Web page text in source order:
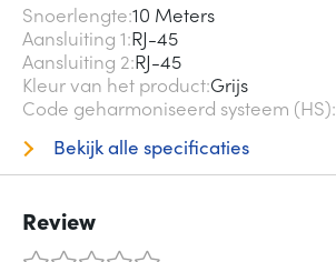
Snoerlengte 10 Meters
Aansluiting 1 RJ-45
Aansluiting 2 RJ-45
Kleur van het product Grijs
Code geharmoniseerd systeem (HS)
Bekijk alle specificaties
Review